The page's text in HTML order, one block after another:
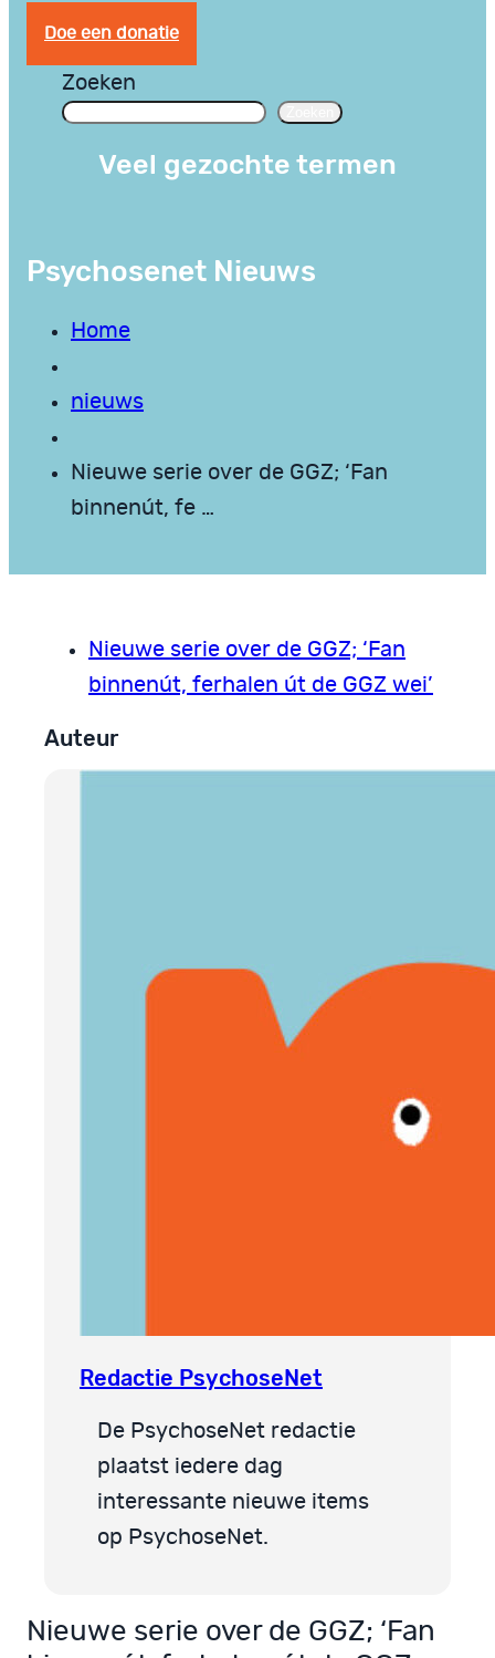
Doe een donatie
Zoeken
Veel gezochte termen
Psychosenet Nieuws
Home
nieuws
Nieuwe serie over de GGZ; ‘Fan
binnenút, fe …
Nieuwe serie over de GGZ; ‘Fan
binnenút, ferhalen út de GGZ wei’
Auteur
Redactie PsychoseNet
De PsychoseNet redactie
plaatst iedere dag
interessante nieuwe items
op PsychoseNet.
Nieuwe serie over de GGZ; ‘Fan